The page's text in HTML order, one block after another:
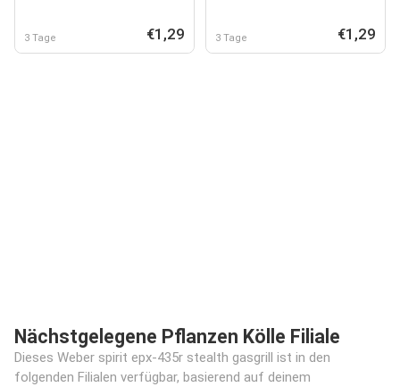
3 Tage €1,29 3 Tage €1,29
Nächstgelegene Pflanzen Kölle Filiale
Dieses Weber spirit epx-435r stealth gasgrill ist in den
folgenden Filialen verfügbar, basierend auf deinem